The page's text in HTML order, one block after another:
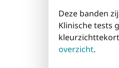
Deze banden
Klinische tests
overzicht.